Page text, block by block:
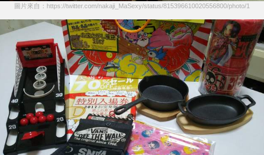
圖片來自：https://twitter.com/nakaji_MaSexy/status/815396610020556800/photo/1